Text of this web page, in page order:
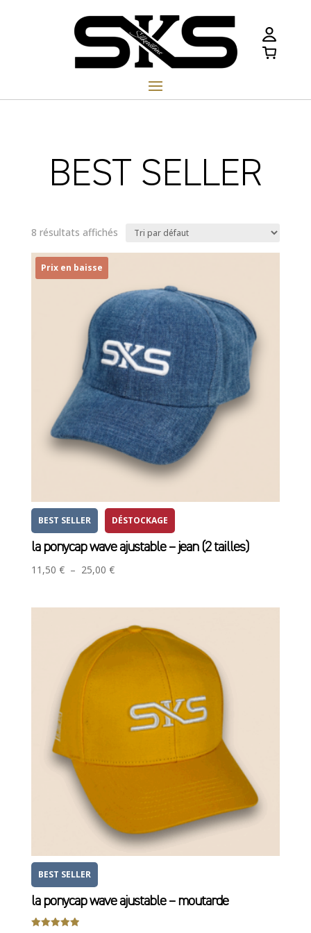
BEST SELLER
8 résultats affichés
Prix en baisse
BEST SELLER DÉSTOCKAGE
la ponycap wave ajustable – jean (2 tailles)
11,50 € – 25,00 €Plage
prix :
11,50 €
BEST SELLER
la ponycap wave ajustable – moutarde